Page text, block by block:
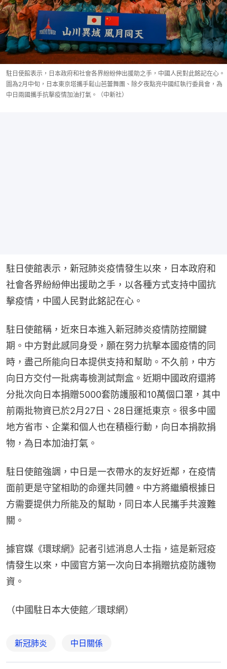
駐日使館表示，日本政府和社會各界紛紛伸出援助之手，中國人民對此銘記在心。
圖為2月中旬，日本東京塔攜手鬆山芭蕾舞團、除夕夜點亮中國紅執行委員會，為
中日兩國攜手抗擊疫情加油打氣。（中新社）
駐日使館表示，新冠肺炎疫情發生以來，日本政府和
社會各界紛紛伸出援助之手，以各種方式支持中國抗
擊疫情，中國人民對此銘記在心。
駐日使館稱，近來日本進入新冠肺炎疫情防控關鍵
期。中方對此感同身受，願在努力抗擊本國疫情的同
時，盡己所能向日本提供支持和幫助。不久前，中方
向日方交付一批病毒檢測試劑盒。近期中國政府還將
分批次向日本捐贈5000套防護服和10萬個口罩，其中
前兩批物資已於2月27日、28日運抵東京。很多中國
地方省市、企業和個人也在積極行動，向日本捐款捐
物，為日本加油打氣。
駐日使館強調，中日是一衣帶水的友好近鄰，在疫情
面前更是守望相助的命運共同體。中方將繼續根據日
方需要提供力所能及的幫助，同日本人民攜手共渡難
關。
據官媒《環球網》記者引述消息人士指，這是新冠疫
情發生以來，中國官方第一次向日本捐贈抗疫防護物
資。
（中國駐日本大使館／環球網）
新冠肺炎 中日關係